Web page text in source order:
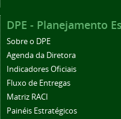
DPE - Planejamento
Sobre o DPE
Agenda da Diretora
Indicadores Oficiais
Fluxo de Entregas
Matriz RACI
Painéis Estratégicos